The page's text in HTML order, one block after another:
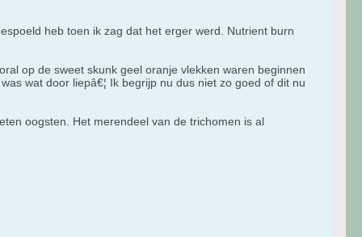
heb toen ik zag dat het erger werd. Nutrient burn
op de sweet skunk geel oranje vlekken waren beginnen
wat door liepâ€¦ Ik begrijp nu dus niet zo goed of dit nu
oogsten. Het merendeel van de trichomen is al